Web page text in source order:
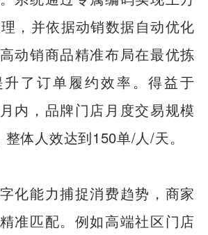
，并依据动销数据自动优化
动销商品精准布局在最优拣
了订单履约效率。得益于
内，品牌门店月度交易规模
体人效达到150单/人/天。
化能力捕捉消费趋势，商家
准匹配。例如高端社区门店